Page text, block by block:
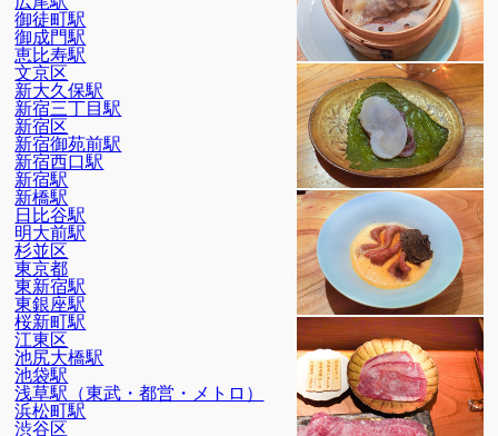
御徒町駅
御成門駅
恵比寿駅
文京区
新大久保駅
新宿三丁目駅
新宿区
新宿御苑前駅
新宿西口駅
新宿駅
新橋駅
日比谷駅
明大前駅
杉並区
東京都
東新宿駅
東銀座駅
桜新町駅
江東区
池尻大橋駅
池袋駅
浅草駅（東武・都営・メトロ）
浜松町駅
渋谷区